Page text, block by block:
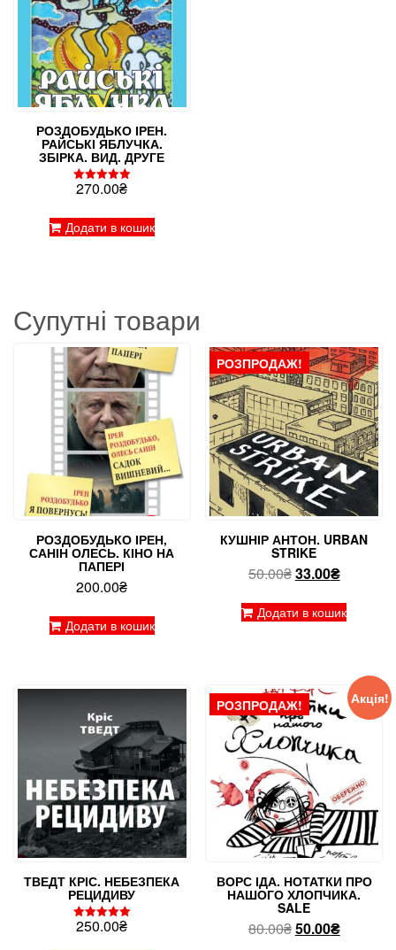
РОЗДОБУДЬКО ІРЕН.
РАЙСЬКІ ЯБЛУЧКА.
ЗБІРКА. ВИД. ДРУГЕ
Оцінено в
270.00₴
Додати в кошик
Супутні товари
РОЗДОБУДЬКО ІРЕН,
САНІН ОЛЕСЬ. КІНО НА
ПАПЕРІ
200.00₴
Додати в кошик
РОЗПРОДАЖ!
КУШНІР АНТОН. URBAN
STRIKE
50.00₴Оригінальна
50.00₴.
33.00₴Поточна
33.00₴.
Додати в кошик
ТВЕДТ КРІС. НЕБЕЗПЕКА
РЕЦИДИВУ
Оцінено в
250.00₴
РОЗПРОДАЖ! Акція!
ВОРС ІДА. НОТАТКИ ПРО
НАШОГО ХЛОПЧИКА.
SALE
80.00₴Оригінальна
50.00₴Поточна